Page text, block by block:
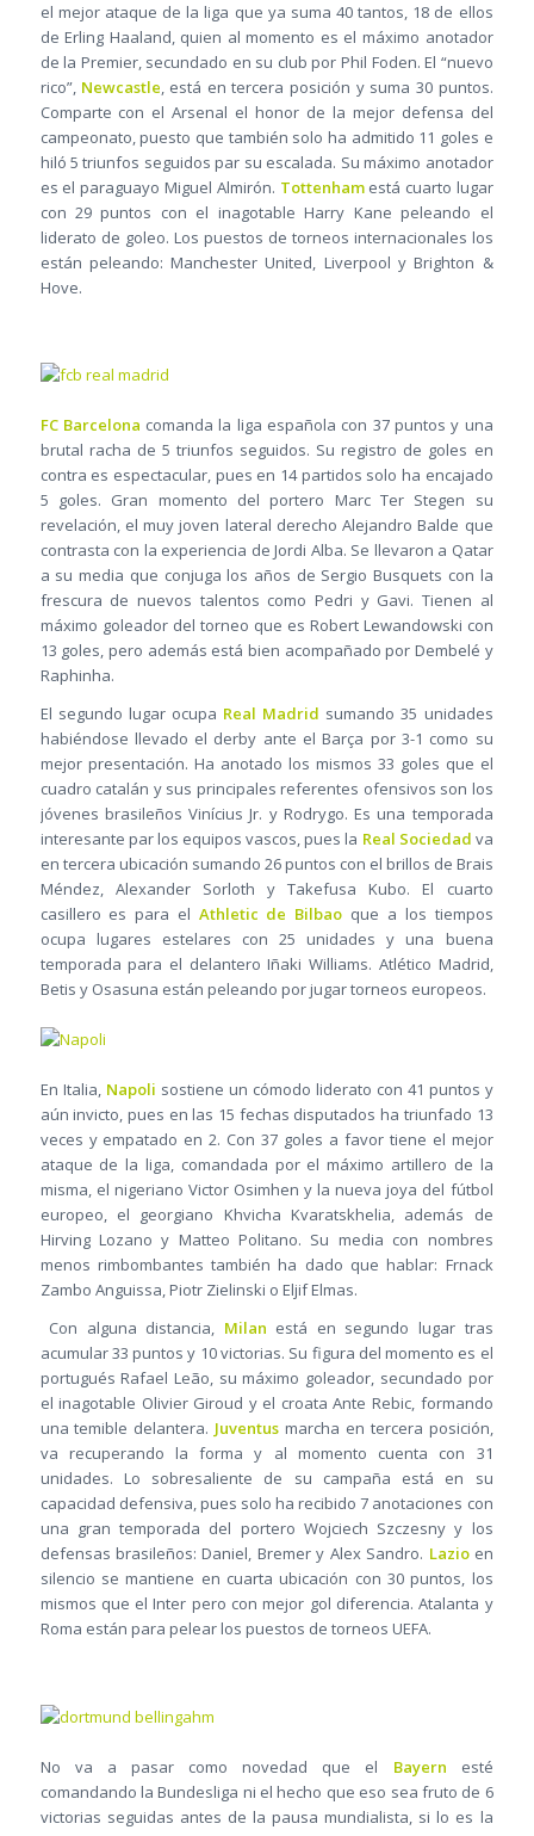
el mejor ataque de la liga que ya suma 40 tantos, 18 de ellos
de Erling Haaland, quien al momento es el máximo anotador
de la Premier, secundado en su club por Phil Foden. El “nuevo
rico”, Newcastle, está en tercera posición y suma 30 puntos.
Comparte con el Arsenal el honor de la mejor defensa del
campeonato, puesto que también solo ha admitido 11 goles e
hiló 5 triunfos seguidos par su escalada. Su máximo anotador
es el paraguayo Miguel Almirón. Tottenhamestá cuarto lugar
con 29 puntos con el inagotable Harry Kane peleando el
liderato de goleo. Los puestos de torneos internacionales los
están peleando: Manchester United, Liverpool y Brighton &
Hove.
FC Barcelona comanda la liga española con 37 puntos y una
brutal racha de 5 triunfos seguidos. Su registro de goles en
contra es espectacular, pues en 14 partidos solo ha encajado
5 goles. Gran momento del portero Marc Ter Stegen su
revelación, el muy joven lateral derecho Alejandro Balde que
contrasta con la experiencia de Jordi Alba. Se llevaron a Qatar
a su media que conjuga los años de Sergio Busquets con la
frescura de nuevos talentos como Pedri y Gavi. Tienen al
máximo goleador del torneo que es Robert Lewandowski con
13 goles, pero además está bien acompañado por Dembelé y
Raphinha.
El segundo lugar ocupa Real Madrid sumando 35 unidades
habiéndose llevado el derby ante el Barça por 3-1 como su
mejor presentación. Ha anotado los mismos 33 goles que el
cuadro catalán y sus principales referentes ofensivos son los
jóvenes brasileños Vinícius Jr. y Rodrygo. Es una temporada
interesante par los equipos vascos, pues la Real Sociedad va
en tercera ubicación sumando 26 puntos con el brillos de Brais
Méndez, Alexander Sorloth y Takefusa Kubo. El cuarto
casillero es para el Athletic de Bilbaoque a los tiempos
ocupa lugares estelares con 25 unidades y una buena
temporada para el delantero Iñaki Williams. Atlético Madrid,
Betis y Osasuna están peleando por jugar torneos europeos.
En Italia, Napoli sostiene un cómodo liderato con 41 puntos y
aún invicto, pues en las 15 fechas disputados ha triunfado 13
veces y empatado en 2. Con 37 goles a favor tiene el mejor
ataque de la liga, comandada por el máximo artillero de la
misma, el nigeriano Victor Osimhen y la nueva joya del fútbol
europeo, el georgiano Khvicha Kvaratskhelia, además de
Hirving Lozano y Matteo Politano. Su media con nombres
menos rimbombantes también ha dado que hablar: Frnack
Zambo Anguissa, Piotr Zielinski o Eljif Elmas.
Con alguna distancia, Milan está en segundo lugar tras
acumular 33 puntos y 10 victorias. Su figura del momento es el
portugués Rafael Leão, su máximo goleador, secundado por
el inagotable Olivier Giroud y el croata Ante Rebic, formando
una temible delantera. Juventusmarcha en tercera posición,
va recuperando la forma y al momento cuenta con 31
unidades. Lo sobresaliente de su campaña está en su
capacidad defensiva, pues solo ha recibido 7 anotaciones con
una gran temporada del portero Wojciech Szczesny y los
defensas brasileños: Daniel, Bremer y Alex Sandro. Lazioen
silencio se mantiene en cuarta ubicación con 30 puntos, los
mismos que el Inter pero con mejor gol diferencia. Atalanta y
Roma están para pelear los puestos de torneos UEFA.
No va a pasar como novedad que el Bayern esté
comandando la Bundesliga ni el hecho que eso sea fruto de 6
victorias seguidas antes de la pausa mundialista, si lo es la